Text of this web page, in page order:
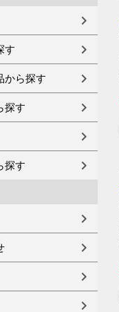
す
から探す
探す
探す